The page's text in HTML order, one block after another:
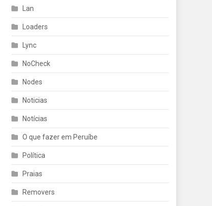
Lan
Loaders
Lync
NoCheck
Nodes
Noticias
Notícias
O que fazer em Peruíbe
Política
Praias
Removers